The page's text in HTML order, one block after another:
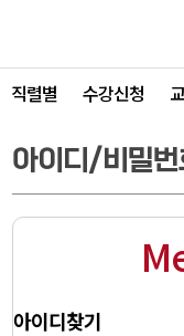
직렬별 수강신청
아이디/비밀번
아이디찾기